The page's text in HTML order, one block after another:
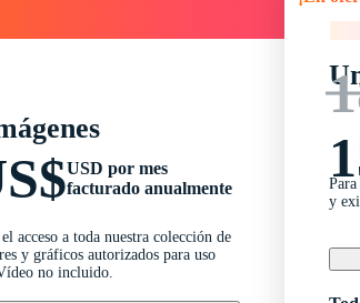
USD por mes
facturado anualmente
acceso a toda nuestra colección de
y gráficos autorizados para uso
no incluido.
y